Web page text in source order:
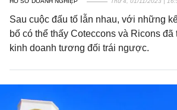
Sau cuộc đấu tố lẫn nhau, với những
bố có thể thấy Coteccons và Ricons đã
kinh doanh tương đối trái ngược.